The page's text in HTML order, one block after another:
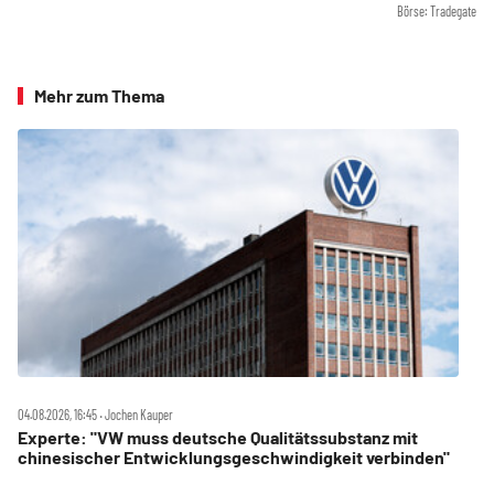
Börse: Tradegate
Mehr zum Thema
04.08.2026, 16:45 ‧ Jochen Kauper
Experte: "VW muss deutsche Qualitätssubstanz mit
chinesischer Entwicklungsgeschwindigkeit verbinden"